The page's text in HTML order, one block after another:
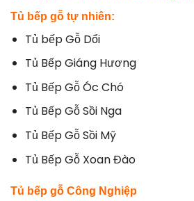
Tủ bếp gỗ tự nhiên:
Tủ bếp Gỗ Dổi
Tủ Bếp Giáng Hương
Tủ Bếp Gỗ Óc Chó
Tủ Bếp Gỗ Sồi Nga
Tủ Bếp Gỗ Sồi Mỹ
Tủ Bếp Gỗ Xoan Đào
Tủ bếp gỗ Công Nghiệp